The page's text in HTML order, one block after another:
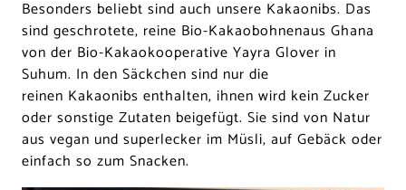
Besonders beliebt sind auch unsere Kakaonibs. Das
sind geschrotete, reine Bio-Kakaobohnenaus Ghana
von der Bio-Kakaokooperative Yayra Glover in
Suhum. In den Säckchen sind nur die
reinen Kakaonibs enthalten, ihnen wird kein Zucker
oder sonstige Zutaten beigefügt. Sie sind von Natur
aus vegan und superlecker im Müsli, auf Gebäck oder
einfach so zum Snacken.